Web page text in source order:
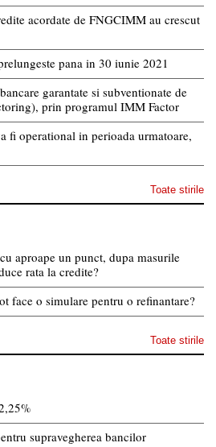
acordate de FNGCIMM au crescut
pana in 30 iunie 2021
garantate si subventionate de
prin programul IMM Factor
fi operational in perioada urmatoare,
Toate stirile
aproape un punct, dupa masurile
rata la credite?
face o simulare pentru o refinantare?
Toate stirile
supravegherea bancilor